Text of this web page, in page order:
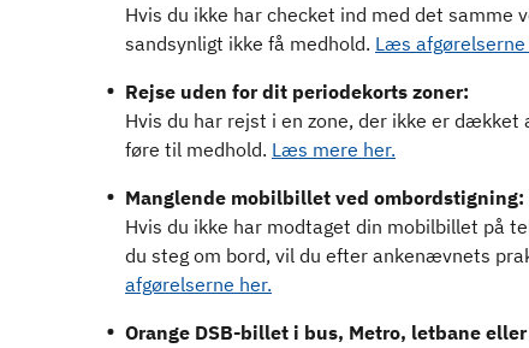
Hvis du ikke har checket ind med det samme
sandsynligt ikke få medhold. Læs afgørelserne
Rejse uden for dit periodekorts zoner:
Hvis du har rejst i en zone, der ikke er
føre til medhold. Læs mere her.
Manglende mobilbillet ved ombordstigning:
Hvis du ikke har modtaget din mobilbillet på
du steg om bord, vil du efter ankenævnets
afgørelserne her.
Orange DSB-billet i bus, Metro, letbane